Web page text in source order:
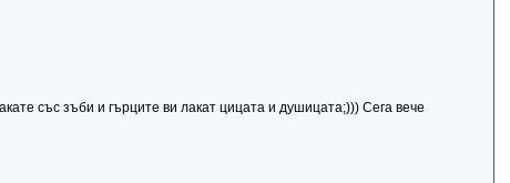
със зъби и гърците ви лакат цицата и душицата;))) Сега вече